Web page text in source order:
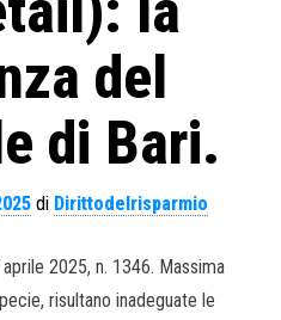
del
di Bari.
di Dirittodelrisparmio
2025, n. 1346. Massima
risultano inadeguate le